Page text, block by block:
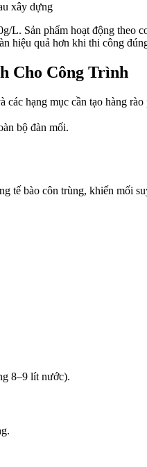
xây dựng
L. Sản phẩm hoạt động theo
hiệu quả hơn khi thi công
Cho Công Trình
hạng mục cần tạo hàng
bộ đàn mối.
tế bào côn trùng, khiến mối
8–9 lít nước).